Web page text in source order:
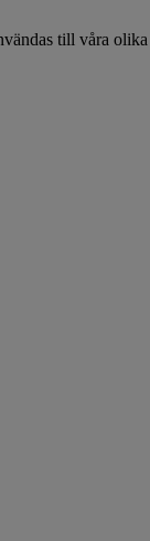
till våra